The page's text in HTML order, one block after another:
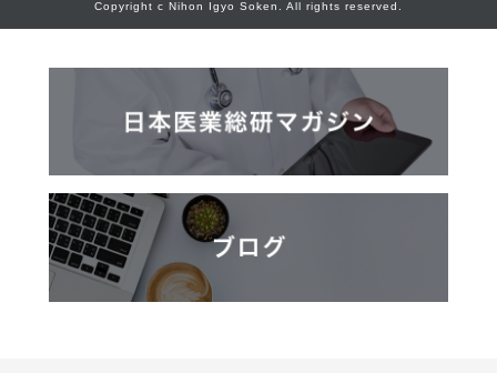
Copyright c Nihon Igyo Soken. All rights reserved.